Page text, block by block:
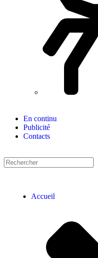
En continu
Publicité
Contacts
Accueil